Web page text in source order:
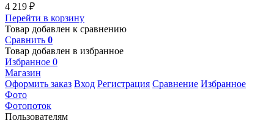
4 219 ₽
Перейти в корзину
Товар добавлен к сравнению
Сравнить 0
Товар добавлен в избранное
Избранное 0
Магазин
Оформить заказ Вход Регистрация Сравнение Избранное
Фото
Фотопоток
Пользователям